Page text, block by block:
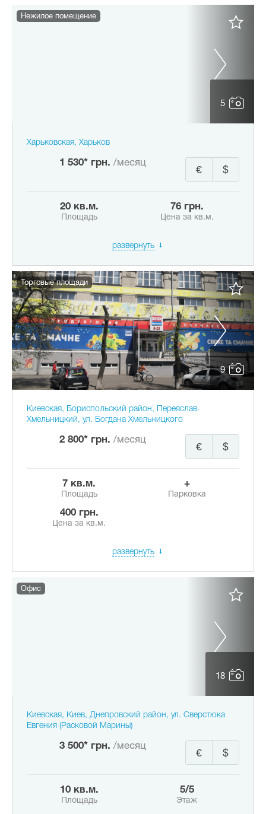
5
Нежилое помещение
Харьковская, Харьков
1 530* грн. /месяц
$
€
20 кв.м.
Площадь
76 грн.
Цена за кв.м.
развернуть
9
Торговые площади
Киевская, Бориспольский район, Переяслав-
Хмельницкий, ул. Богдана Хмельницкого
2 800* грн. /месяц
$
€
7 кв.м.
Площадь
+
Парковка
400 грн.
Цена за кв.м.
развернуть
18
Офис
Киевская, Киев, Днепровский район, ул. Сверстюка
Евгения (Расковой Марины)
3 500* грн. /месяц
$
€
10 кв.м.
Площадь
5/5
Этаж